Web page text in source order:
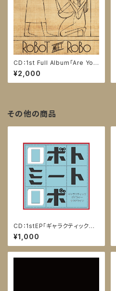
CD：1st Full Album「Are You
ROBO ?」
¥2,000
その他の商品
CD：1stEP「ギャラクティックボ
イジャー・ラブアゲイン」
¥1,000